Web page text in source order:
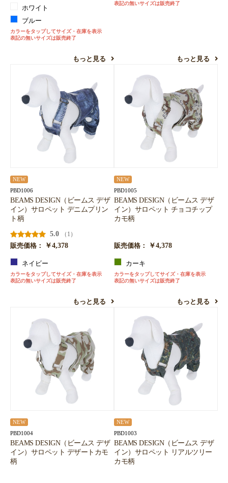
ホワイト
ブルー
カラーをタップしてサイズ・在庫を表示
表記の無いサイズは販売終了
もっと見る
表記の無いサイズは販売終了
もっと見る
NEW
PBD1006
BEAMS DESIGN（ビームス デザ
イン）サロペット デニムプリン
ト柄
5.0
（1）
販売価格：
￥4,378
ネイビー
カラーをタップしてサイズ・在庫を表示
表記の無いサイズは販売終了
もっと見る
NEW
PBD1005
BEAMS DESIGN（ビームス デザ
イン）サロペット チョコチップ
カモ柄
販売価格： ￥4,378
カーキ
カラーをタップしてサイズ・在庫を表示
表記の無いサイズは販売終了
もっと見る
NEW
PBD1004
BEAMS DESIGN（ビームス デザ
イン）サロペット デザートカモ
柄
NEW
PBD1003
BEAMS DESIGN（ビームス デザ
イン）サロペット リアルツリー
カモ柄